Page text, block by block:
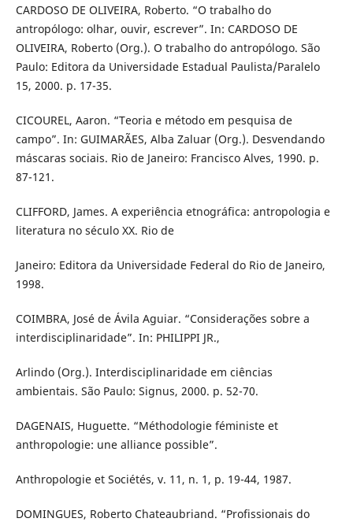
CARDOSO DE OLIVEIRA, Roberto. “O trabalho do
antropólogo: olhar, ouvir, escrever”. In: CARDOSO DE
OLIVEIRA, Roberto (Org.). O trabalho do antropólogo. São
Paulo: Editora da Universidade Estadual Paulista/Paralelo
15, 2000. p. 17-35.
CICOUREL, Aaron. “Teoria e método em pesquisa de
campo”. In: GUIMARÃES, Alba Zaluar (Org.). Desvendando
máscaras sociais. Rio de Janeiro: Francisco Alves, 1990. p.
87-121.
CLIFFORD, James. A experiência etnográfica: antropologia e
literatura no século XX. Rio de
Janeiro: Editora da Universidade Federal do Rio de Janeiro,
1998.
COIMBRA, José de Ávila Aguiar. “Considerações sobre a
interdisciplinaridade”. In: PHILIPPI JR.,
Arlindo (Org.). Interdisciplinaridade em ciências
ambientais. São Paulo: Signus, 2000. p. 52-70.
DAGENAIS, Huguette. “Méthodologie féministe et
anthropologie: une alliance possible”.
Anthropologie et Sociétés, v. 11, n. 1, p. 19-44, 1987.
DOMINGUES, Roberto Chateaubriand. “Profissionais do